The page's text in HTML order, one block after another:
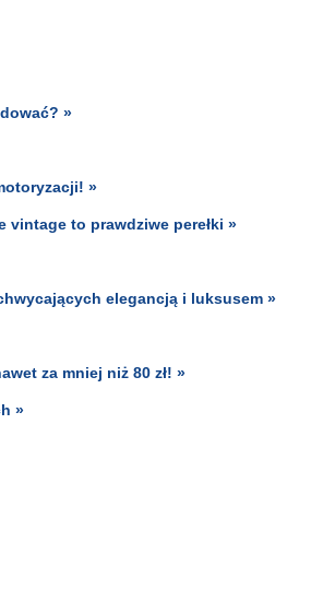
»
»
to prawdziwe perełki »
elegancją i luksusem »
za mniej niż 80 zł! »
»